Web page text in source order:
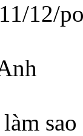
12/
sao